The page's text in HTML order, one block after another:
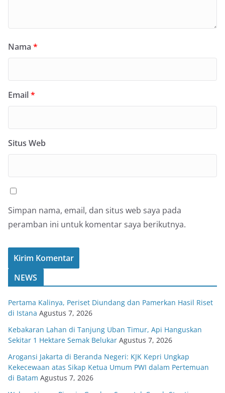
Nama *
Email*
Situs Web
Simpan nama, email, dan situs web saya pada
peramban ini untuk komentar saya berikutnya.
NEWS
Pertama Kalinya, Periset Diundang dan Pamerkan Hasil Riset
di Istana Agustus 7, 2026
Kebakaran Lahan di Tanjung Uban Timur, Api Hanguskan
Sekitar 1 Hektare Semak Belukar Agustus 7, 2026
Arogansi Jakarta di Beranda Negeri: KJK Kepri Ungkap
Kekecewaan atas Sikap Ketua Umum PWI dalam Pertemuan
di Batam Agustus 7, 2026